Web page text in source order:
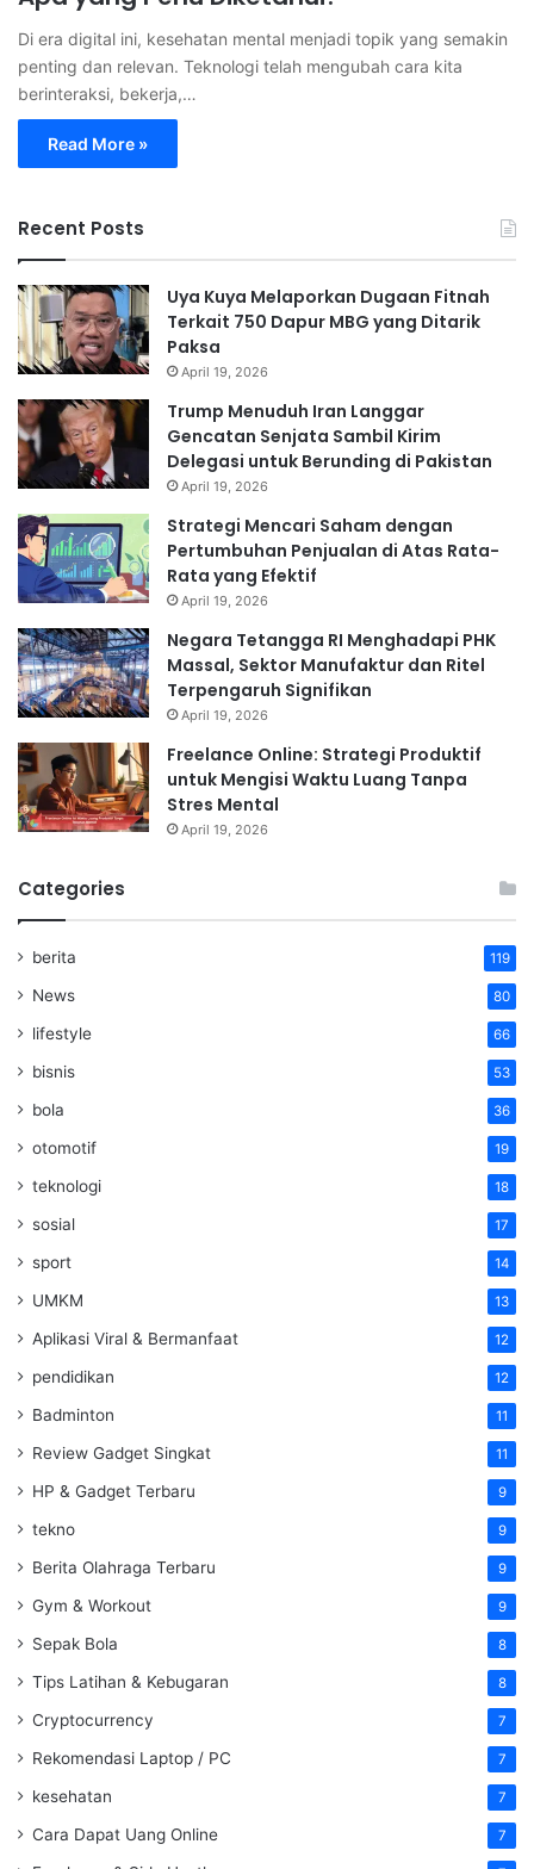
Di era digital ini, kesehatan mental menjadi topik yang semakin
penting dan relevan. Teknologi telah mengubah cara kita
berinteraksi, bekerja,…
Read More »
Recent Posts
Uya Kuya Melaporkan Dugaan Fitnah
Terkait 750 Dapur MBG yang Ditarik
Paksa
April 19, 2026
Trump Menuduh Iran Langgar
Gencatan Senjata Sambil Kirim
Delegasi untuk Berunding di Pakistan
April 19, 2026
Strategi Mencari Saham dengan
Pertumbuhan Penjualan di Atas Rata-
Rata yang Efektif
April 19, 2026
Negara Tetangga RI Menghadapi PHK
Massal, Sektor Manufaktur dan Ritel
Terpengaruh Signifikan
April 19, 2026
Freelance Online: Strategi Produktif
untuk Mengisi Waktu Luang Tanpa
Stres Mental
April 19, 2026
Categories
berita 119
News 80
lifestyle 66
bisnis 53
bola 36
otomotif 19
teknologi 18
sosial 17
sport 14
UMKM 13
Aplikasi Viral & Bermanfaat 12
pendidikan 12
Badminton 11
Review Gadget Singkat 11
HP & Gadget Terbaru 9
tekno 9
Berita Olahraga Terbaru 9
Gym & Workout 9
Sepak Bola 8
Tips Latihan & Kebugaran 8
Cryptocurrency 7
Rekomendasi Laptop / PC 7
kesehatan 7
Cara Dapat Uang Online 7